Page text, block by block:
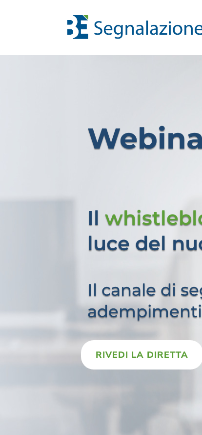
Il
luce del
Il canale di
RIVEDI LA DIRETTA